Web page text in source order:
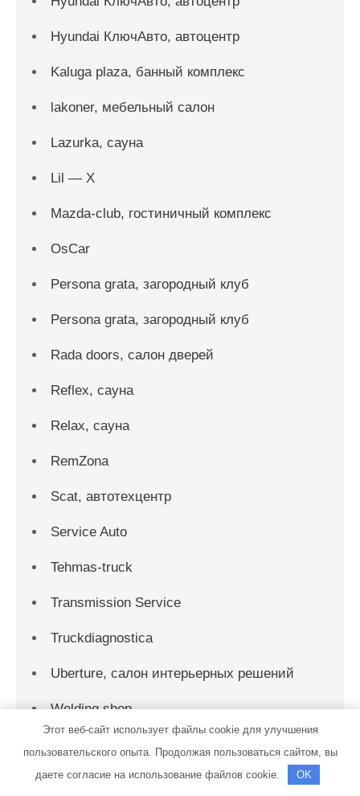
Hyundai КлючАвто, автоцентр
Kaluga plaza, банный комплекс
lakoner, мебельный салон
Lazurka, сауна
Lil — X
Mazda-club, гостиничный комплекс
OsCar
Persona grata, загородный клуб
Persona grata, загородный клуб
Rada doors, салон дверей
Reflex, сауна
Relax, сауна
RemZona
Scat, автотехцентр
Service Auto
Tehmas-truck
Transmission Service
Truckdiagnostica
Uberture, салон интерьерных решений
Welding shop
WELLFIT, фитнес-центр
Абв-авто, автокомплекс
Этот веб-сайт использует файлы cookie для улучшения
пользовательского опыта. Продолжая пользоваться сайтом, вы
даете согласие на использование файлов cookie.
OK